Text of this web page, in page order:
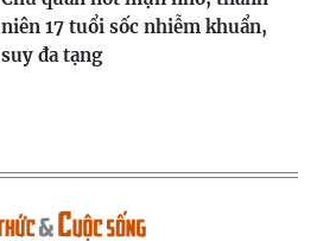
niên 17 tuổi sốc nhiễm khuẩn,
suy đa tạng